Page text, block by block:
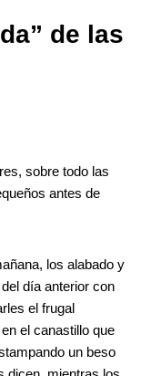
las
sobre todo las
antes de
los alabado y
día anterior con
el frugal
el canastillo que
un beso